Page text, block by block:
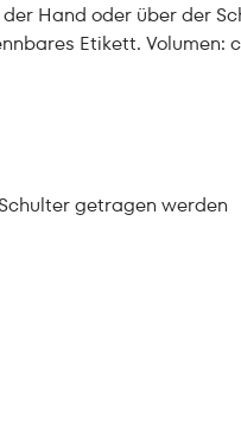
Hand oder über der
Etikett. Volumen:
getragen werden